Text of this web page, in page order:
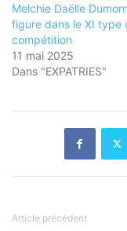
Melchie Daëlle
figure dans le XI type
compétition
11 mai 2025
Dans "EXPATRIES"
Article précédent